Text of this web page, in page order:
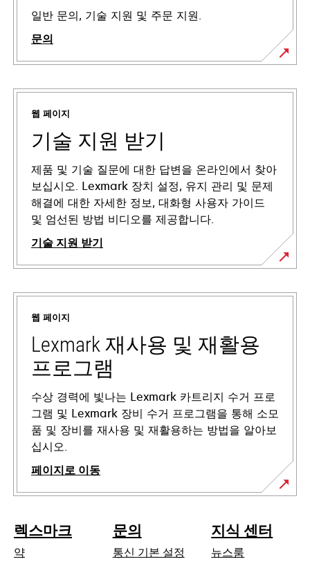
일반 문의, 기술 지원 및 주문 지원.
문의
웹 페이지
기술 지원 받기
제품 및 기술 질문에 대한 답변을 온라인에서 찾아
보십시오. Lexmark 장치 설정, 유지 관리 및 문제
해결에 대한 자세한 정보, 대화형 사용자 가이드
및 엄선된 방법 비디오를 제공합니다.
기술 지원 받기
새
탭
웹 페이지
Lexmark 재사용 및 재활용
프로그램
수상 경력에 빛나는 Lexmark 카트리지 수거 프로
그램 및 Lexmark 장비 수거 프로그램을 통해 소모
품 및 장비를 재사용 및 재활용하는 방법을 알아보
십시오.
페이지로 이동
렉스마크
약
문의
통신 기본 설정
지식 센터
뉴스룸